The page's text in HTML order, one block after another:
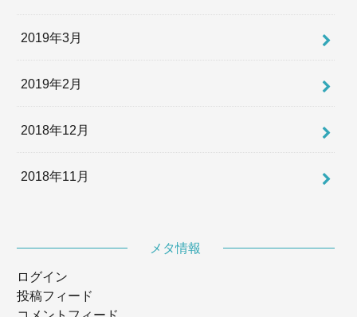
2019年3月
2019年2月
2018年12月
2018年11月
メタ情報
ログイン
投稿フィード